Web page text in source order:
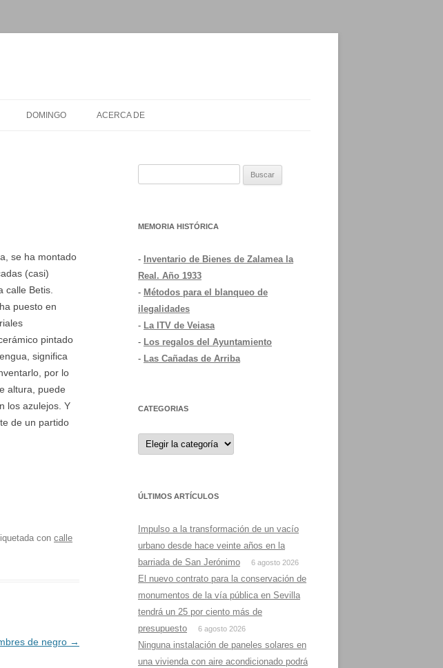
DOMINGO ACERCA DE
se ha montado
(casi)
calle Betis.
puesto en
pintado
significa
por lo
altura, puede
los azulejos. Y
de un partido
con calle
de negro →
MEMORIA HISTÓRICA
- Inventario de Bienes de Zalamea la
Real. Año 1933
- Métodos para el blanqueo de
ilegalidades
- La ITV de Veiasa
- Los regalos del Ayuntamiento
- Las Cañadas de Arriba
CATEGORIAS
Categorias
ÚLTIMOS ARTÍCULOS
Impulso a la transformación de un vacío
urbano desde hace veinte años en la
barriada de San Jerónimo
6 agosto 2026
El nuevo contrato para la conservación de
monumentos de la vía pública en Sevilla
tendrá un 25 por ciento más de
presupuesto
6 agosto 2026
Ninguna instalación de paneles solares en
una vivienda con aire acondicionado podrá